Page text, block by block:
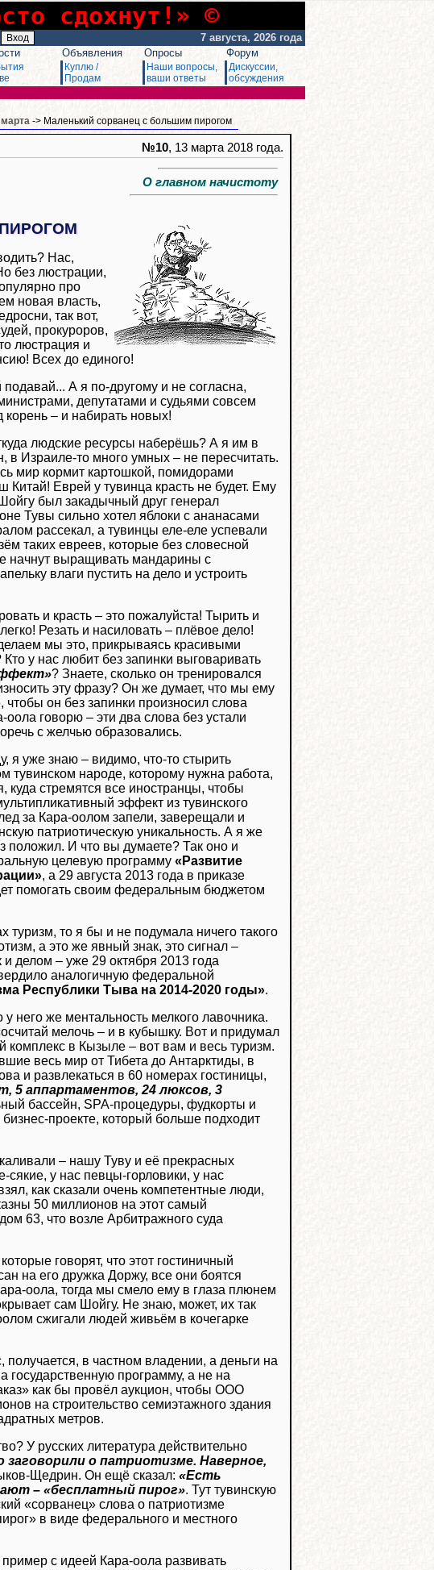
сдохнут!» ©
7 августа, 2026 года
Объявления
Куплю /
Продам
Опросы
Наши вопросы,
ваши ответы
Форум
Дискуссии,
обсуждения
-> Маленький сорванец с большим пирогом
№10, 13 марта 2018 года.
О главном начистоту
Нас,
без люстрации,
про
новая власть,
так вот,
прокуроров,
люстрация и
Всех до единого!
А я по-другому и не согласна,
депутатами и судьями совсем
– и набирать новых!
людские ресурсы наберёшь? А я им в
Израиле-то много умных – не пересчитать.
мир кормит картошкой, помидорами
Китай! Еврей у тувинца красть не будет. Ему
был закадычный друг генерал
Тувы сильно хотел яблоки с ананасами
рассекал, а тувинцы еле-еле успевали
таких евреев, которые без словесной
начнут выращивать мандарины с
влаги пустить на дело и устроить
и красть – это пожалуйста! Тырить и
Резать и насиловать – плёвое дело!
мы это, прикрываясь красивыми
у нас любит без запинки выговаривать
? Знаете, сколько он тренировался
эту фразу? Он же думает, что мы ему
он без запинки произносил слова
говорю – эти два слова без устали
с желчью образовались.
я уже знаю – видимо, что-то стырить
тувинском народе, которому нужна работа,
стремятся все иностранцы, чтобы
эффект из тувинского
за Кара-оолом запели, заверещали и
патриотическую уникальность. А я же
положил. И что вы думаете? Так оно и
целевую программу «Развитие
, а 29 августа 2013 года в приказе
помогать своим федеральным бюджетом
туризм, то я бы и не подумала ничего такого
а это же явный знак, это сигнал –
делом – уже 29 октября 2013 года
аналогичную федеральной
Республики Тыва на 2014-2020 годы».
него же ментальность мелкого лавочника.
мелочь – и в кубышку. Вот и придумал
комплекс в Кызыле – вот вам и весь туризм.
весь мир от Тибета до Антарктиды, в
и развлекаться в 60 номерах гостиницы,
5 аппартаментов, 24 люксов, 3
бассейн, SPA-процедуры, фудкорты и
проекте, который больше подходит
– нашу Туву и её прекрасных
у нас певцы-горловики, у нас
как сказали очень компетентные люди,
50 миллионов на этот самый
63, что возле Арбитражного суда
говорят, что этот гостиничный
на его дружка Доржу, все они боятся
оола, тогда мы смело ему в глаза плюнем
сам Шойгу. Не знаю, может, их так
сжигали людей живьём в кочегарке
получается, в частном владении, а деньги на
государственную программу, а не на
как бы провёл аукцион, чтобы ООО
на строительство семиэтажного здания
метров.
У русских литература действительно
о патриотизме. Наверное,
Щедрин. Он ещё сказал: «Есть
– «бесплатный пирог». Тут тувинскую
«сорванец» слова о патриотизме
в виде федерального и местного
с идеей Кара-оола развивать